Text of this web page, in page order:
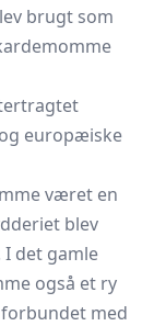
brugt som
europæiske
været en
blev
det gamle
også et ry
med